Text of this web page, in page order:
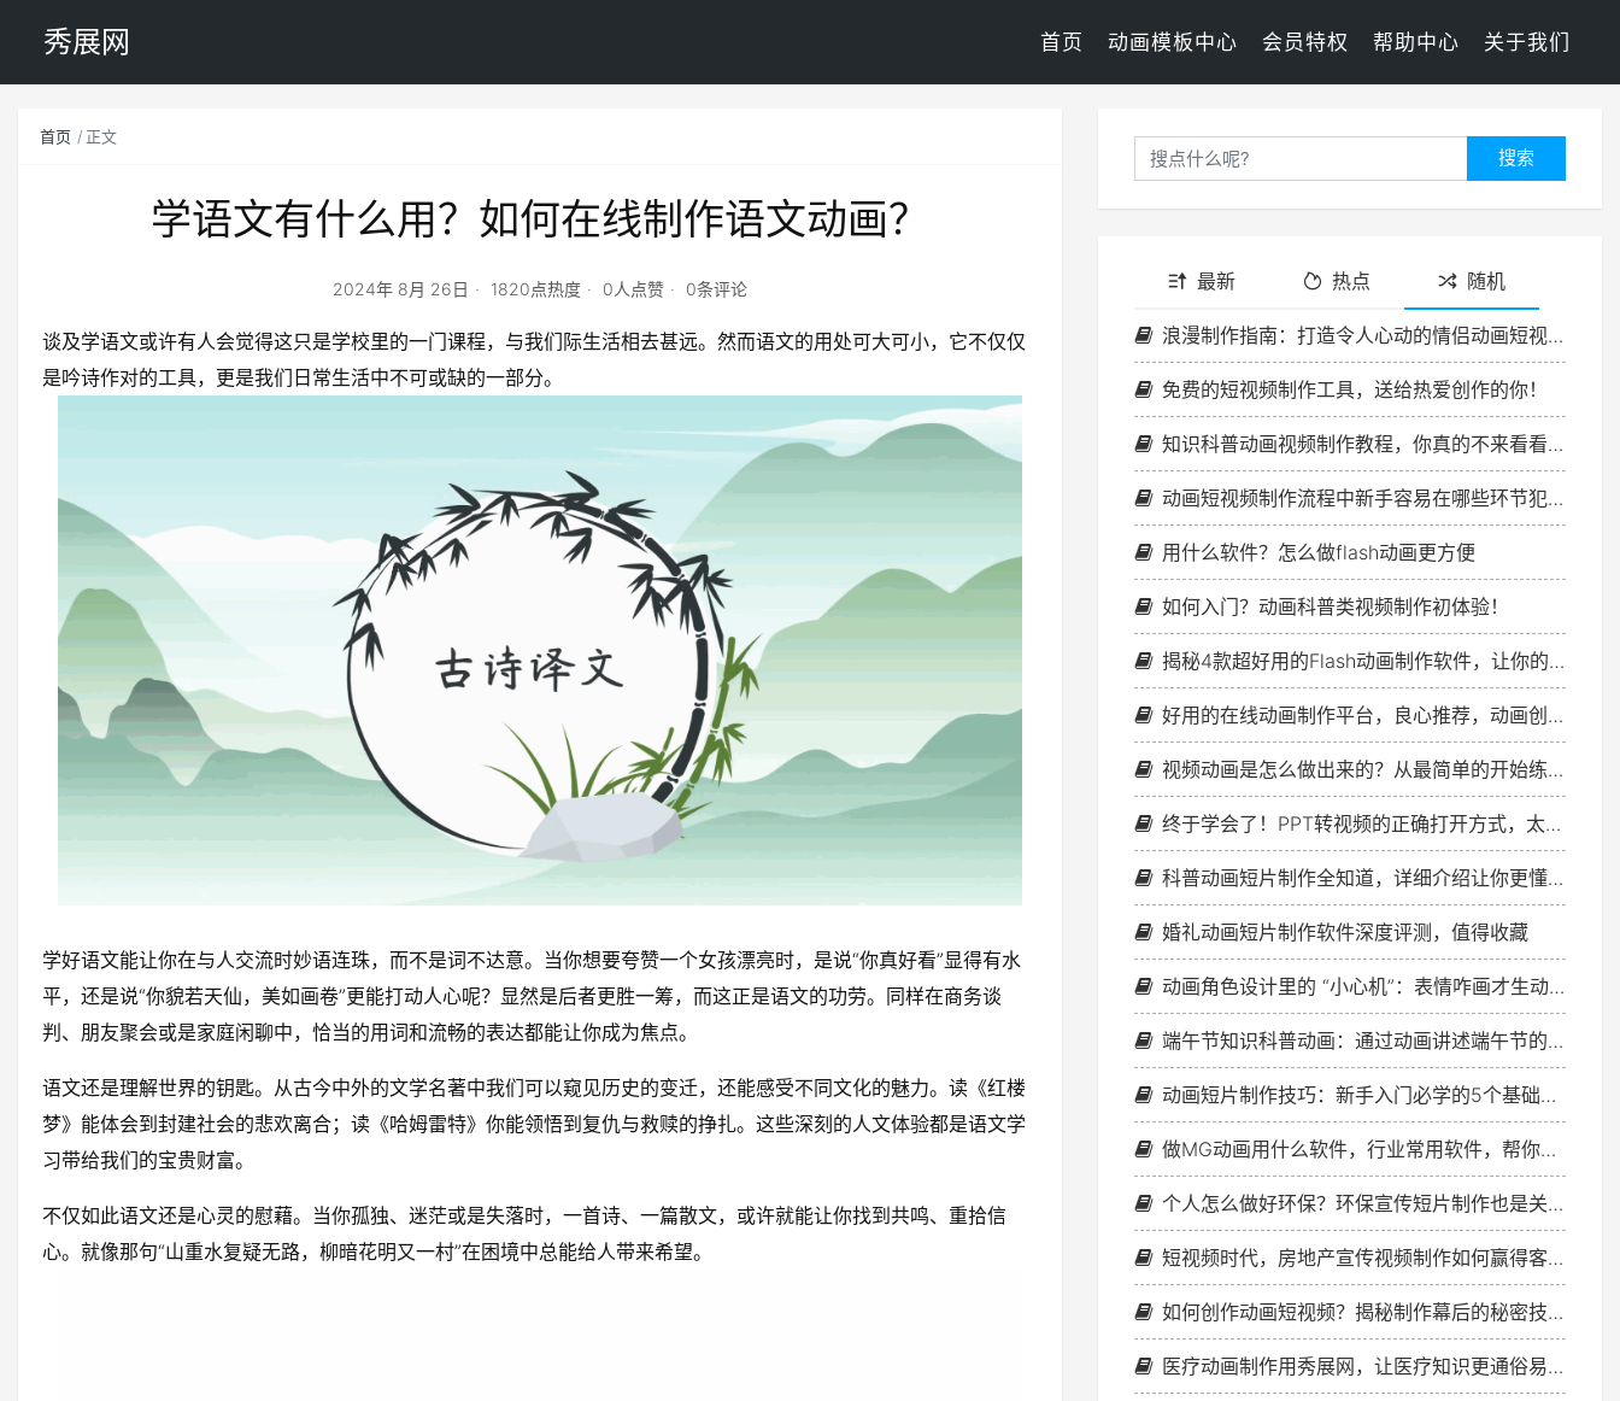
秀展网 首页 动画模板中心 会员特权 帮助中心 关于我们
首页 正文
学语文有什么用？如何在线制作语文动画？
2024年 8月 26日 1820点热度 0人点赞 0条评论
谈及学语文或许有人会觉得这只是学校里的一门课程，与我们际生活相去甚远。然而语文的用处可大可小，它不仅仅
是吟诗作对的工具，更是我们日常生活中不可或缺的一部分。
学好语文能让你在与人交流时妙语连珠，而不是词不达意。当你想要夸赞一个女孩漂亮时，是说“你真好看”显得有水
平，还是说“你貌若天仙，美如画卷”更能打动人心呢？显然是后者更胜一筹，而这正是语文的功劳。同样在商务谈
判、朋友聚会或是家庭闲聊中，恰当的用词和流畅的表达都能让你成为焦点。
语文还是理解世界的钥匙。从古今中外的文学名著中我们可以窥见历史的变迁，还能感受不同文化的魅力。读《红楼
梦》能体会到封建社会的悲欢离合；读《哈姆雷特》你能领悟到复仇与救赎的挣扎。这些深刻的人文体验都是语文学
习带给我们的宝贵财富。
不仅如此语文还是心灵的慰藉。当你孤独、迷茫或是失落时，一首诗、一篇散文，或许就能让你找到共鸣、重拾信
心。就像那句“山重水复疑无路，柳暗花明又一村”在困境中总能给人带来希望。
搜索
最新 热点 随机
浪漫制作指南：打造令人心动的情侣动画短视频！
免费的短视频制作工具，送给热爱创作的你！
知识科普动画视频制作教程，你真的不来看看吗？
动画短视频制作流程中新手容易在哪些环节犯错？
用什么软件？怎么做flash动画更方便
如何入门？动画科普类视频制作初体验！
揭秘4款超好用的Flash动画制作软件，让你的创意起飞！
好用的在线动画制作平台，良心推荐，动画创作就用它！
视频动画是怎么做出来的？从最简单的开始练起就好
终于学会了！PPT转视频的正确打开方式，太简单了！
科普动画短片制作全知道，详细介绍让你更懂它！
婚礼动画短片制作软件深度评测，值得收藏
动画角色设计里的 “小心机”：表情咋画才生动？看这！
端午节知识科普动画：通过动画讲述端午节的文化与习俗
动画短片制作技巧：新手入门必学的5个基础要素
做MG动画用什么软件，行业常用软件，帮你清晰选择
个人怎么做好环保？环保宣传短片制作也是关键！
短视频时代，房地产宣传视频制作如何赢得客户停留？
如何创作动画短视频？揭秘制作幕后的秘密技巧
医疗动画制作用秀展网，让医疗知识更通俗易懂